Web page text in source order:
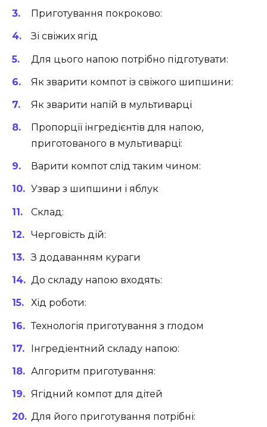
Приготування покроково:
Зі свіжих ягід
Для цього напою потрібно підготувати:
Як зварити компот із свіжого шипшини:
Як зварити напій в мультиварці
Пропорції інгредієнтів для напою,
приготованого в мультиварці:
Варити компот слід таким чином:
Узвар з шипшини і яблук
Склад:
Черговість дій:
З додаванням кураги
До складу напою входять:
Хід роботи:
Технологія приготування з глодом
Інгредіентний складу напою:
Алгоритм приготування:
Ягідний компот для дітей
Для його приготування потрібні: